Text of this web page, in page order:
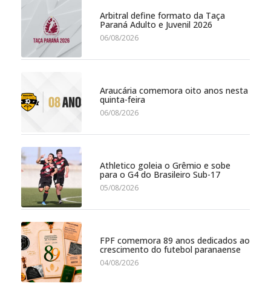
Arbitral define formato da Taça
Paraná Adulto e Juvenil 2026
06/08/2026
Araucária comemora oito anos nesta
quinta-feira
06/08/2026
Athletico goleia o Grêmio e sobe
para o G4 do Brasileiro Sub-17
05/08/2026
FPF comemora 89 anos dedicados ao
crescimento do futebol paranaense
04/08/2026